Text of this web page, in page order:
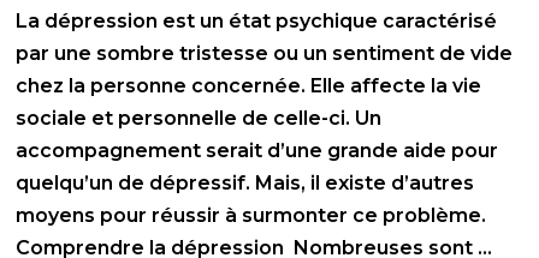
La dépression est un état psychique caractérisé
par une sombre tristesse ou un sentiment de vide
chez la personne concernée. Elle affecte la vie
sociale et personnelle de celle-ci. Un
accompagnement serait d’une grande aide pour
quelqu’un de dépressif. Mais, il existe d’autres
moyens pour réussir à surmonter ce problème.
Comprendre la dépression Nombreuses sont …